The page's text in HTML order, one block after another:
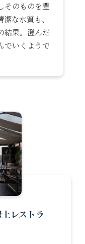
そのものを豊
な水質も、
結果。澄んだ
でいくようで
レストラ